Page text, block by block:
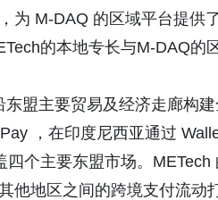
为 M-DAQ 的区域平台提供
的本地专长与M-DAQ的
盟主要贸易及经济走廊构
，在印度尼西亚通过
个主要东盟市场。
他地区之间的跨境支付流动